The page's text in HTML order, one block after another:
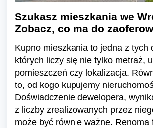
Szukasz mieszkania we
Zobacz, co ma do
Kupno mieszkania to jedna z tych
których liczy się nie tylko metraż,
pomieszczeń czy lokalizacja.
to, od kogo kupujemy
Doświadczenie dewelopera,
z liczby zrealizowanych przez
może być równie ważne. Renoma